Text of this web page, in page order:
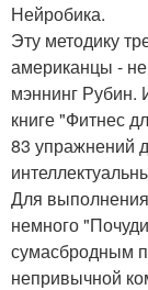
Нейробика.
Эту методику
американцы -
мэннинг Рубин.
книге "Фитнес
83 упражнений
Для
немного
сумасбродным
непривычной